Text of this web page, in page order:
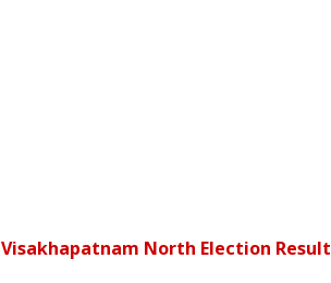
Visakhapatnam North Election Result